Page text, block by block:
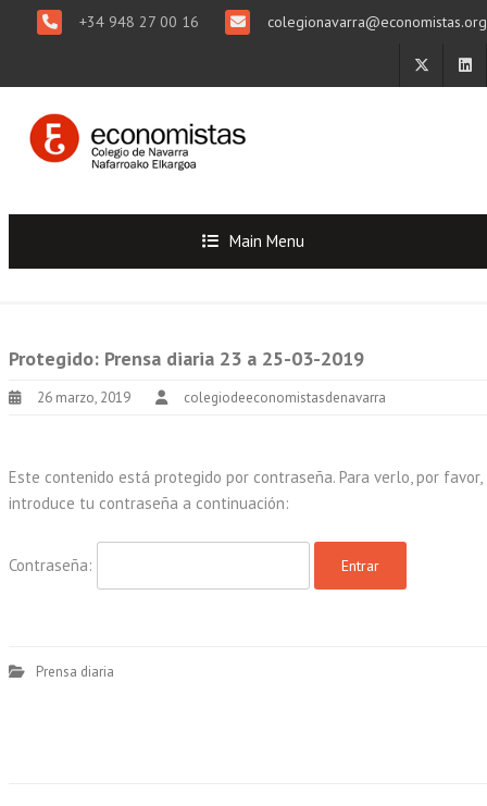
+34 948 27 00 16 colegionavarra@economistas.org
Main Menu
Protegido: Prensa diaria 23 a 25-03-2019
26 marzo, 2019 colegiodeeconomistasdenavarra
Este contenido está protegido por contraseña. Para verlo, por favor,
introduce tu contraseña a continuación:
Contraseña:
Prensa diaria